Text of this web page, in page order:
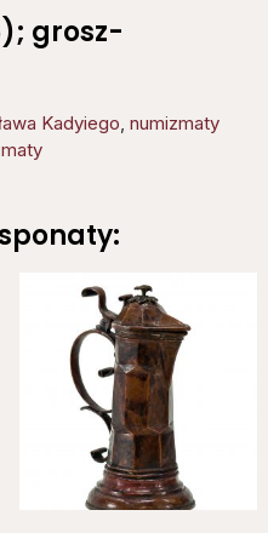
grosz-
Kadyiego, numizmaty